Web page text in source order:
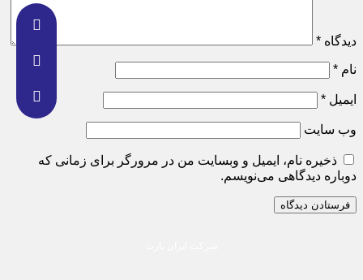
دیدگاه *
نام *
ایمیل *
وب‌ سایت
ذخیره نام، ایمیل و وبسایت من در مرورگر برای زمانی که
دوباره دیدگاهی می‌نویسم.